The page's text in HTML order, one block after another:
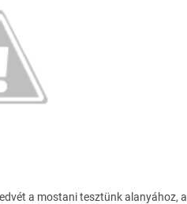
a mostani tesztünk alanyához,